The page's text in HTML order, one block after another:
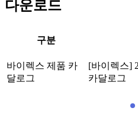
다운로드
구분
바이렉스 제품 카
달로그
[바이렉스]
카달로그